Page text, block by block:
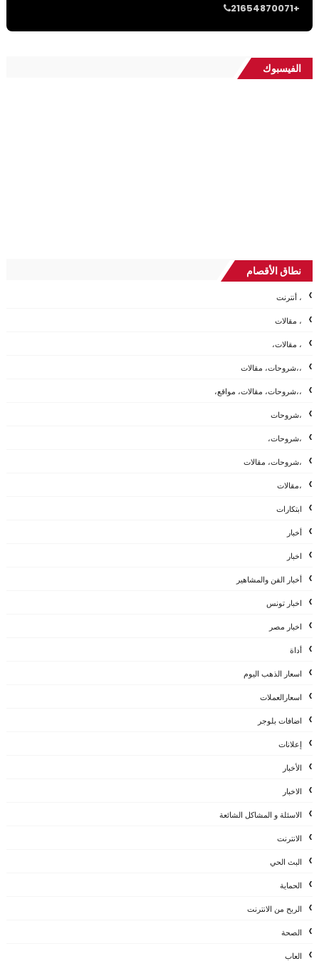
21654870071+
الفيسبوك
نطاق الأقصام
، أنترنت
، مقالات
، مقالات،
،،شروحات، مقالات
،،شروحات، مقالات، مواقع،
،شروحات
،شروحات،
،شروحات، مقالات
،مقالات
ابتكارات
أخبار
اخبار
أخبار الفن والمشاهير
اخبار تونس
اخبار مصر
أداة
اسعار الذهب اليوم
اسعارالعملات
اضافات بلوجر
إعلانات
الأخبار
الاخبار
الاسئلة و المشاكل الشائعة
الانترنت
البث الحي
الحماية
الربح من الانترنت
الصحة
العاب